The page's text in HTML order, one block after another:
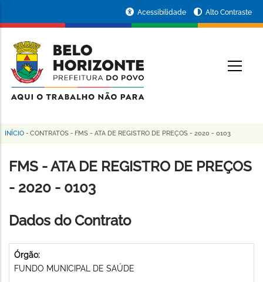
conteúdo
principal
da
Prefeitura
de
Horizonte
Acessibilidade Alto Contraste
Trilha
de
navegação
INÍCIO - CONTRATOS - FMS - ATA DE REGISTRO DE PREÇOS - 2020 - 0103
FMS - ATA DE REGISTRO DE PREÇOS
- 2020 - 0103
Dados do Contrato
Órgão:
FUNDO MUNICIPAL DE SAÚDE